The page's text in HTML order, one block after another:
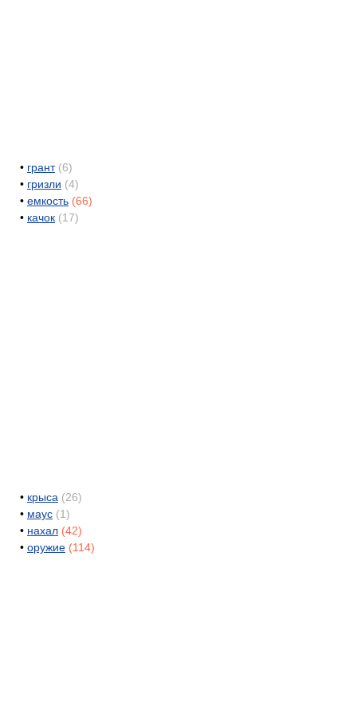
• грант (6)
• гризли (4)
• емкость (66)
• качок (17)
• крыса (26)
• маус (1)
• нахал (42)
• оружие (114)